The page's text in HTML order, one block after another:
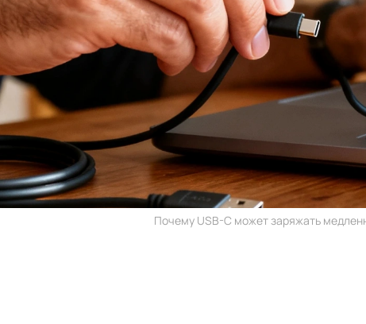
Почему USB-C может заряжать